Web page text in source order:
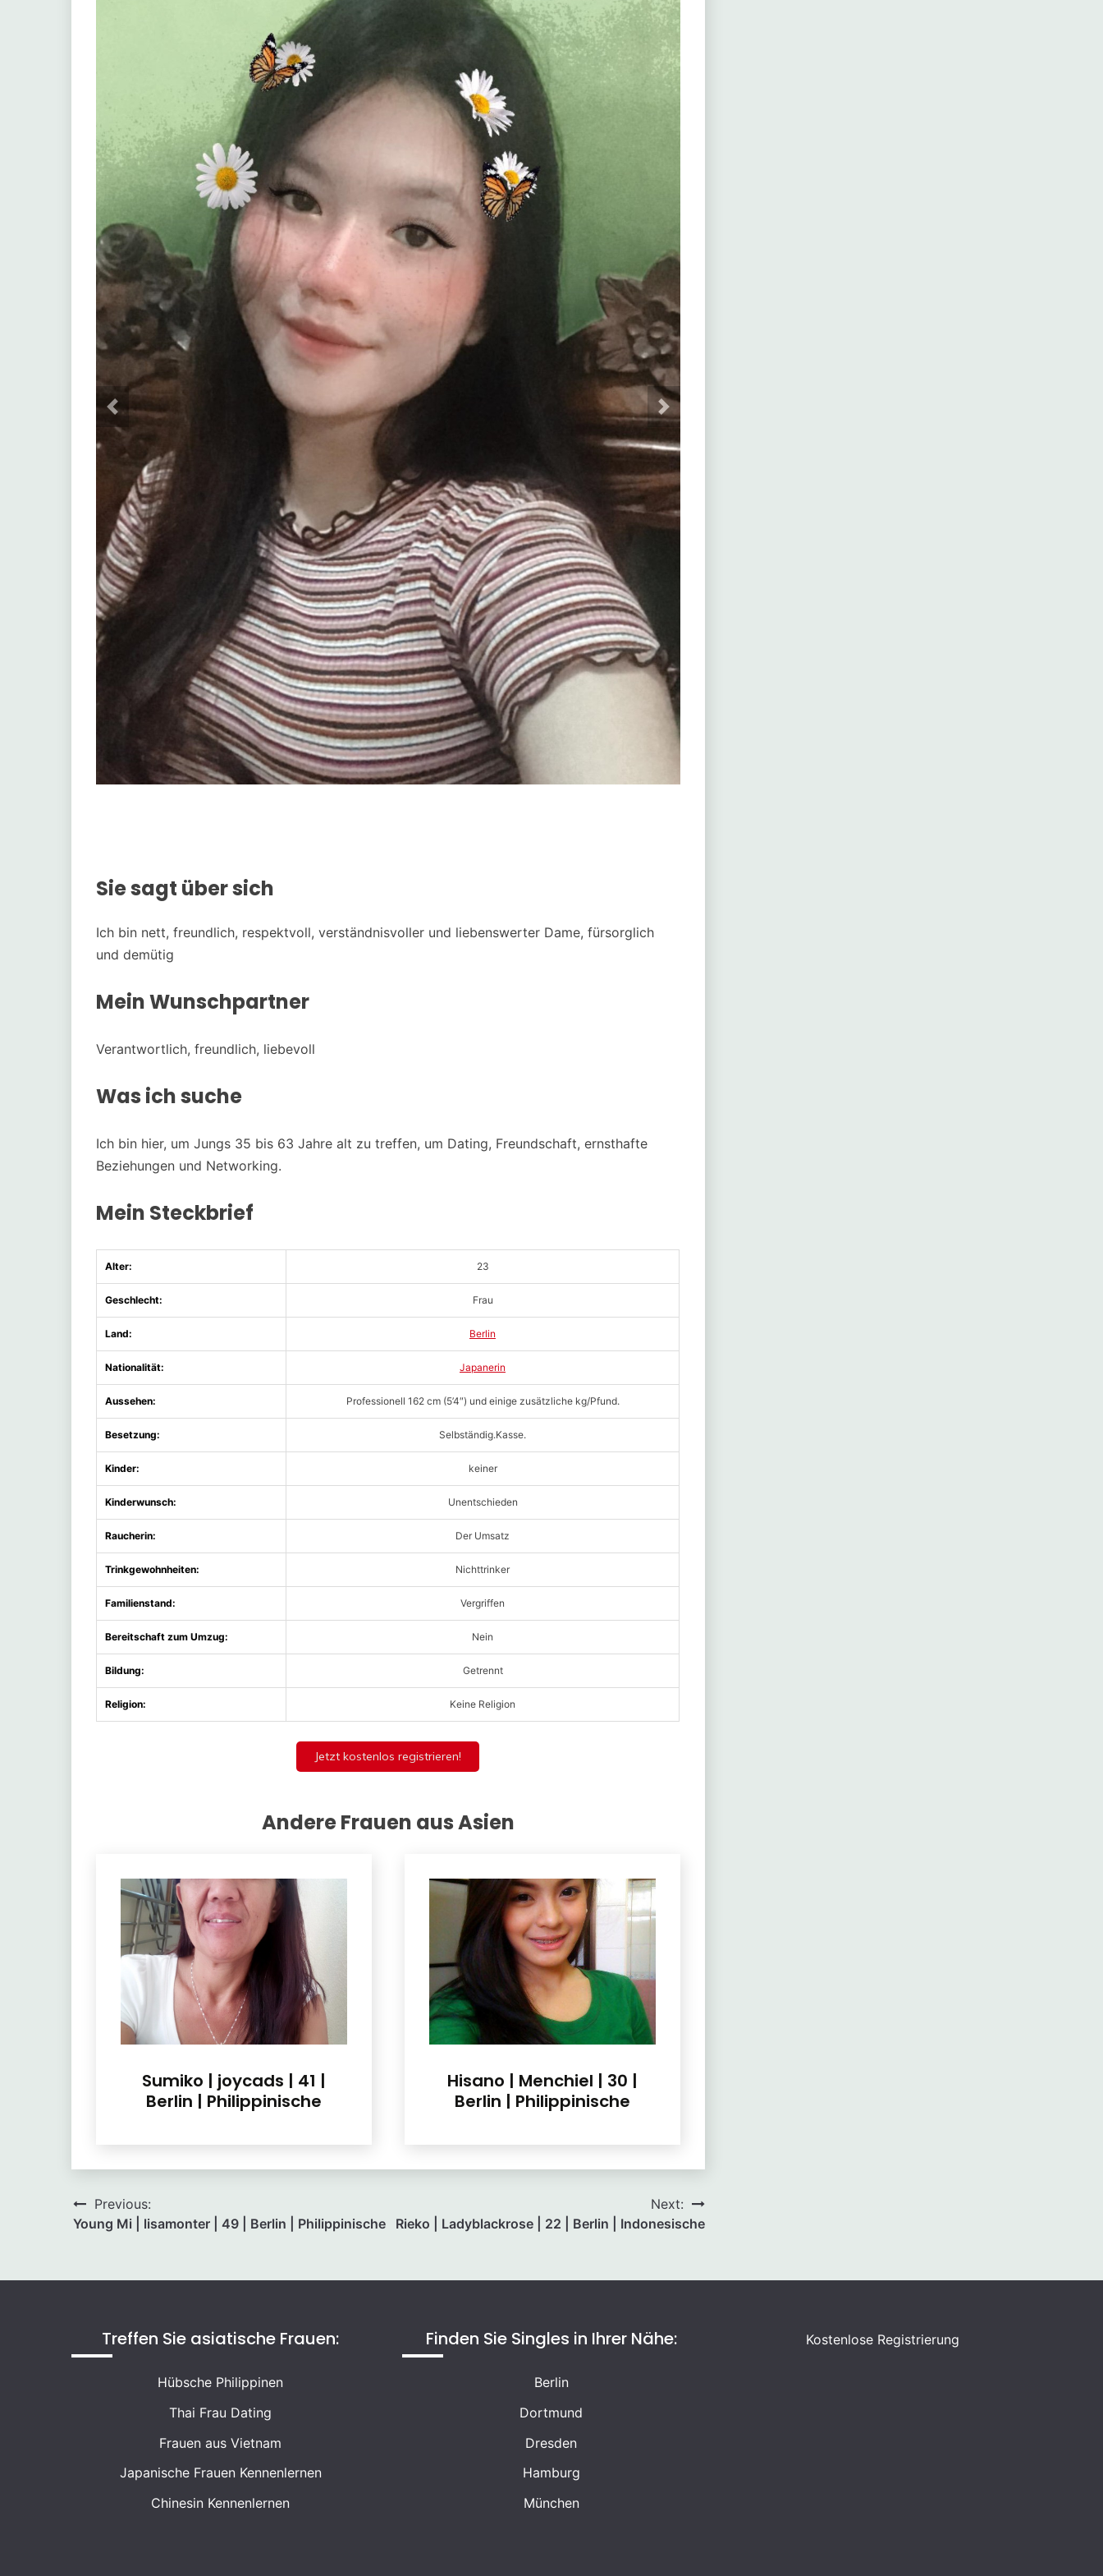
Sie sagt über sich
Ich bin nett, freundlich, respektvoll, verständnisvoller und liebenswerter Dame, fürsorglich
und demütig
Mein Wunschpartner
Verantwortlich, freundlich, liebevoll
Was ich suche
Ich bin hier, um Jungs 35 bis 63 Jahre alt zu treffen, um Dating, Freundschaft, ernsthafte
Beziehungen und Networking.
Mein Steckbrief
Alter: 23
Geschlecht: Frau
Land: Berlin
Nationalität: Japanerin
Aussehen: Professionell 162 cm (5’4″) und einige zusätzliche kg/Pfund.
Besetzung: Selbständig.Kasse.
Kinder: keiner
Kinderwunsch: Unentschieden
Raucherin: Der Umsatz
Trinkgewohnheiten: Nichttrinker
Familienstand: Vergriffen
Bereitschaft zum Umzug: Nein
Bildung: Getrennt
Religion: Keine Religion
Jetzt kostenlos registrieren!
Andere Frauen aus Asien
Sumiko | joycads | 41 |
Berlin | Philippinische
Hisano | MenchieI | 30 |
Berlin | Philippinische
Beitragsnavigation
Previous:
Young Mi | lisamonter | 49 | Berlin | Philippinische
Next:
Rieko | Ladyblackrose | 22 | Berlin | Indonesische
Treffen Sie asiatische Frauen:
Hübsche Philippinen
Thai Frau Dating
Frauen aus Vietnam
Japanische Frauen Kennenlernen
Chinesin Kennenlernen
Finden Sie Singles in Ihrer Nähe:
Berlin
Dortmund
Dresden
Hamburg
München
Kostenlose Registrierung